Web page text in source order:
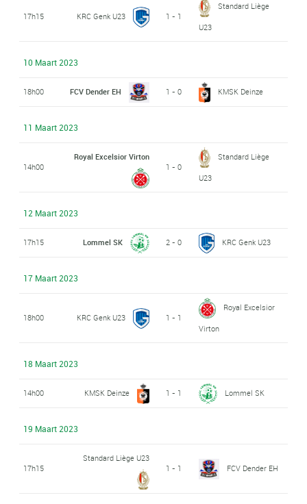
17h15 KRC Genk U23 1 - 1
Standard Liège
U23
10 Maart 2023
18h00 FCV Dender EH 1 - 0 KMSK Deinze
11 Maart 2023
14h00
Royal Excelsior Virton
1 - 0
Standard Liège
U23
12 Maart 2023
17h15 Lommel SK 2 - 0 KRC Genk U23
17 Maart 2023
18h00 KRC Genk U23 1 - 1
Royal Excelsior
Virton
18 Maart 2023
14h00 KMSK Deinze 1 - 1 Lommel SK
19 Maart 2023
17h15
Standard Liège U23
1 - 1
FCV Dender EH